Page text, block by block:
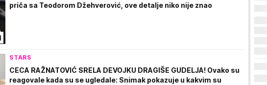
priča sa Teodorom Džehverović, ove detalje niko nije znao
STARS
CECA RAŽNATOVIĆ SRELA DEVOJKU DRAGIŠE GUDELJA! Ovako su
reagovale kada su se ugledale: Snimak pokazuje u kakvim su